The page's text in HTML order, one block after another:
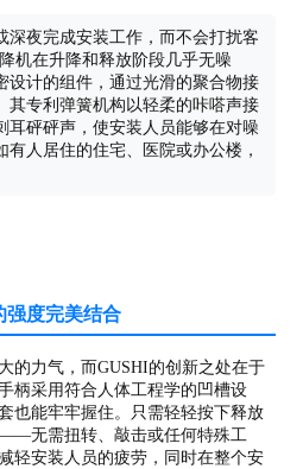
深夜完成安装工作，而不会打扰客
机在升降和释放阶段几乎无噪
设计的组件，通过光滑的聚合物接
其专利弹簧机构以轻柔的咔嗒声接
耳砰砰声，使安装人员能够在对噪
人居住的住宅、医院或办公楼，
强度完美结合
的力气，而GUSHI的创新之处在于
柄采用符合人体工程学的凹槽设
也能牢牢握住。只需轻轻按下释放
无需扭转、敲击或任何特殊工
轻安装人员的疲劳，同时在整个安